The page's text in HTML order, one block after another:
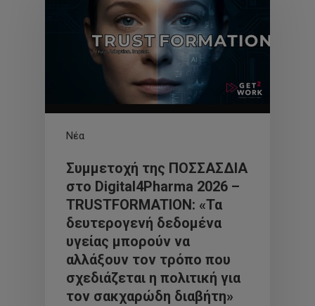
Νέα
Συμμετοχή της ΠΟΣΣΑΣΔΙΑ
στο Digital4Pharma 2026 –
TRUSTFORMATION: «Τα
δευτερογενή δεδομένα
υγείας μπορούν να
αλλάξουν τον τρόπο που
σχεδιάζεται η πολιτική για
τον σακχαρώδη διαβήτη»